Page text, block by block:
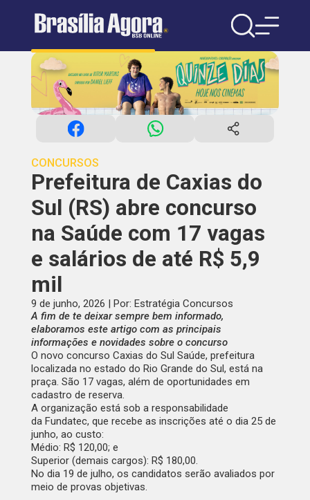
CONCURSOS
Prefeitura de Caxias do
Sul (RS) abre concurso
na Saúde com 17 vagas
e salários de até R$ 5,9
mil
9 de junho, 2026 | Por: Estratégia Concursos
A fim de te deixar sempre bem informado,
elaboramos este artigo com as principais
informações e novidades sobre o concurso
O novo concurso Caxias do Sul Saúde, prefeitura
localizada no estado do Rio Grande do Sul, está na
praça. São 17 vagas, além de oportunidades em
cadastro de reserva.
A organização está sob a responsabilidade
da Fundatec, que recebe as inscrições até o dia25 de
junho, ao custo:
Médio: R$ 120,00; e
Superior (demais cargos): R$ 180,00.
No dia 19 de julho, os candidatos serão avaliados por
meio de provas objetivas.